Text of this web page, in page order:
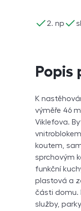
2. np
ano ano
Popis
K
výměře 46
Viklefova.
koutem,
sprchovým
funkční
plastová a
části domu.
služby,